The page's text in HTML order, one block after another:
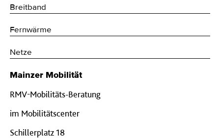
Breitband
Fernwärme
Netze
Mainzer Mobilität
RMV-Mobilitäts-Beratung
im Mobilitätscenter
Schillerplatz 18